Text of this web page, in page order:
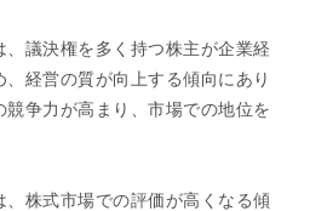
、議決権を多く持つ株主が企業経
経営の質が向上する傾向にあり
競争力が高まり、市場での地位を
株式市場での評価が高くなる傾